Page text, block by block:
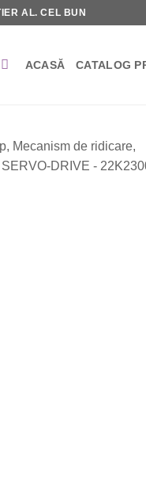
AL. CEL BUN
ACASĂ CATALOG